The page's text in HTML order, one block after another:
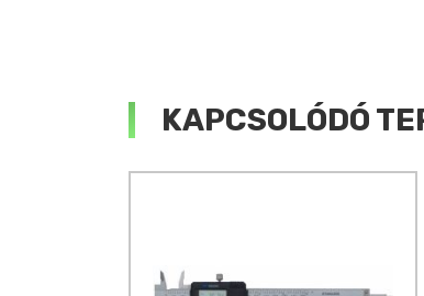
KAPCSOLÓDÓ